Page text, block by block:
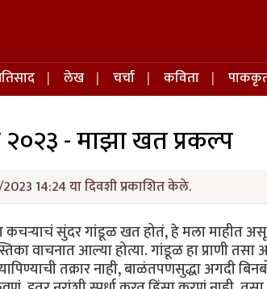
लेख चर्चा कविता
- माझा खत प्रकल्प
14:24 या दिवशी प्रकाशित केले.
सुंदर गांडूळ खत होतं, हे मला माहीत
वाचनात आल्या होत्या. गांडूळ हा प्राणी
तक्रार नाही, बाळंतपणसुद्धा अगदी